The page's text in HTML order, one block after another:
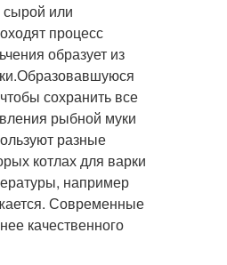
сырой или
процесс
образует из
сохранить все
рыбной муки
разные
котлах для варки
например
Современные
качественного